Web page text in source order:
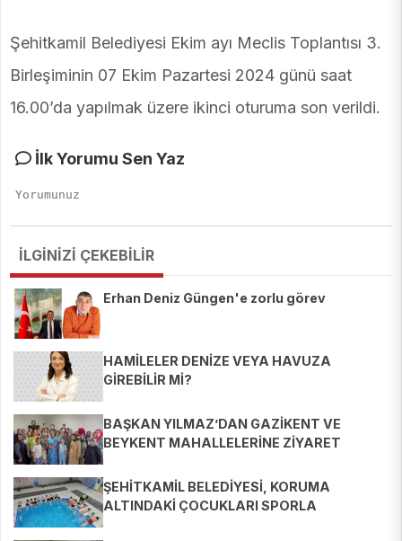
Şehitkamil Belediyesi Ekim ayı Meclis Toplantısı 3.
Birleşiminin 07 Ekim Pazartesi 2024 günü saat
16.00’da yapılmak üzere ikinci oturuma son verildi.
İlk Yorumu Sen Yaz
İLGİNİZİ ÇEKEBİLİR
Erhan Deniz Güngen'e zorlu görev
HAMİLELER DENİZE VEYA HAVUZA
GİREBİLİR Mİ?
BAŞKAN YILMAZ’DAN GAZİKENT VE
BEYKENT MAHALLELERİNE ZİYARET
ŞEHİTKAMİL BELEDİYESİ, KORUMA
ALTINDAKİ ÇOCUKLARI SPORLA